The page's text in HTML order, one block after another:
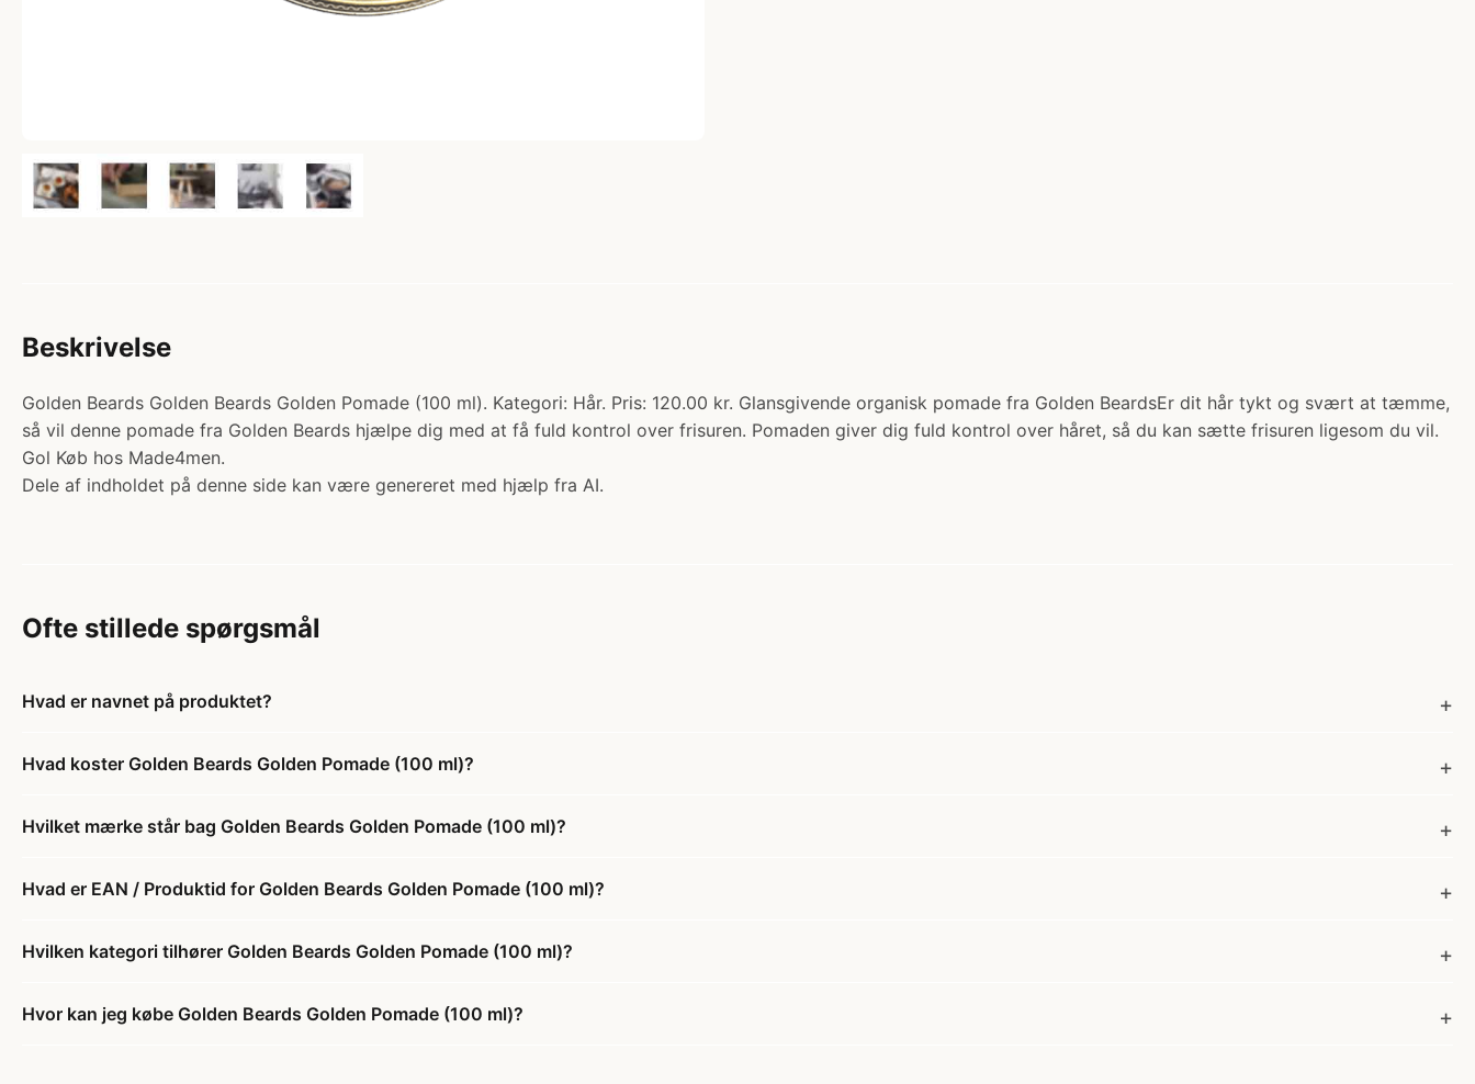
Beskrivelse
Golden Beards Golden Beards Golden Pomade (100 ml). Kategori: Hår. Pris: 120.00 kr. Glansgivende organisk pomade fra Golden BeardsEr dit hår tykt og svært at tæmme,
så vil denne pomade fra Golden Beards hjælpe dig med at få fuld kontrol over frisuren. Pomaden giver dig fuld kontrol over håret, så du kan sætte frisuren ligesom du vil.
Gol Køb hos Made4men.
Dele af indholdet på denne side kan være genereret med hjælp fra AI.
Ofte stillede spørgsmål
Hvad er navnet på produktet?
Hvad koster Golden Beards Golden Pomade (100 ml)?
Hvilket mærke står bag Golden Beards Golden Pomade (100 ml)?
Hvad er EAN / Produktid for Golden Beards Golden Pomade (100 ml)?
Hvilken kategori tilhører Golden Beards Golden Pomade (100 ml)?
Hvor kan jeg købe Golden Beards Golden Pomade (100 ml)?